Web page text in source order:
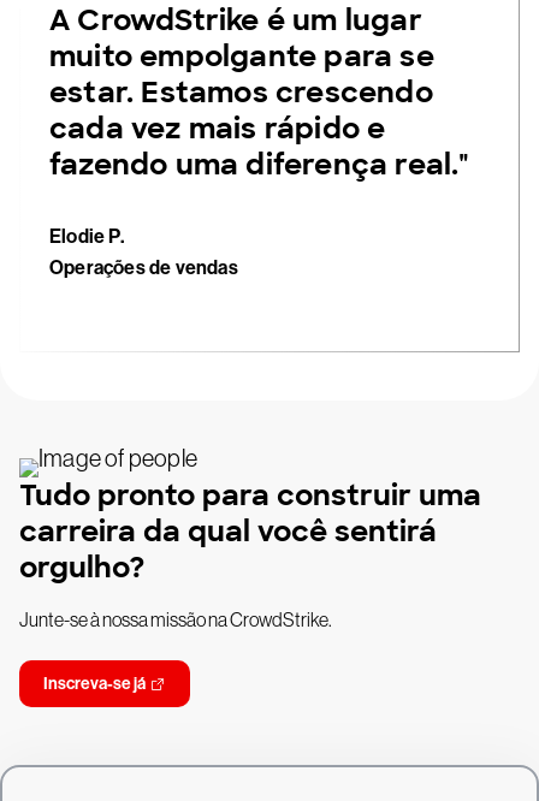
A CrowdStrike é um lugar
muito empolgante para se
estar. Estamos crescendo
cada vez mais rápido e
fazendo uma diferença real."
Elodie P.
Operações de vendas
Tudo pronto para construir uma
carreira da qual você sentirá
orgulho?
Junte-se à nossa missão na CrowdStrike.
Inscreva-se já